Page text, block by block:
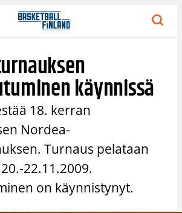
käynnissä
18. kerran
Nordea-
Turnaus pelataan
22.11.2009.
on käynnistynyt.